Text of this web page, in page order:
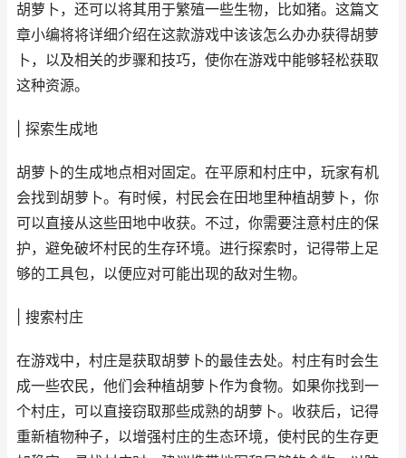
胡萝卜，还可以将其用于繁殖一些生物，比如猪。这篇文
章小编将将详细介绍在这款游戏中该该怎么办办获得胡萝
卜，以及相关的步骤和技巧，使你在游戏中能够轻松获取
这种资源。
| 探索生成地
胡萝卜的生成地点相对固定。在平原和村庄中，玩家有机
会找到胡萝卜。有时候，村民会在田地里种植胡萝卜，你
可以直接从这些田地中收获。不过，你需要注意村庄的保
护，避免破坏村民的生存环境。进行探索时，记得带上足
够的工具包，以便应对可能出现的敌对生物。
| 搜索村庄
在游戏中，村庄是获取胡萝卜的最佳去处。村庄有时会生
成一些农民，他们会种植胡萝卜作为食物。如果你找到一
个村庄，可以直接窃取那些成熟的胡萝卜。收获后，记得
重新植物种子，以增强村庄的生态环境，使村民的生存更